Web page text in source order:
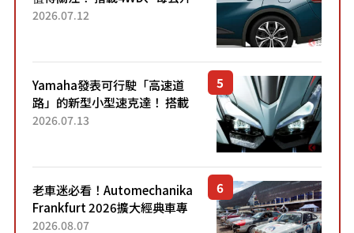
22.4公里低油耗表現超亮眼！
2026.07.12
Yamaha發表可行駛「高速道
路」的新型小型速克達！ 搭載
能享受超強勁「渦輪感」的動
2026.07.13
老車迷必看！Automechanika
Frankfurt 2026擴大經典車專
區 1954年珍稀古董車現場修復
2026.08.07